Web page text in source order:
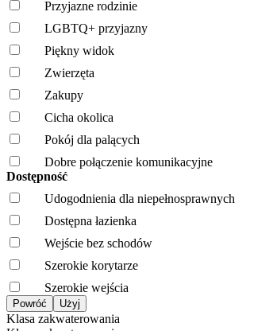
Przyjazne rodzinie
LGBTQ+ przyjazny
Piękny widok
Zwierzęta
Zakupy
Cicha okolica
Pokój dla palących
Dobre połączenie komunikacyjne
Dostępność
Udogodnienia dla niepełnosprawnych
Dostępna łazienka
Wejście bez schodów
Szerokie korytarze
Szerokie wejścia
Klasa zakwaterowania